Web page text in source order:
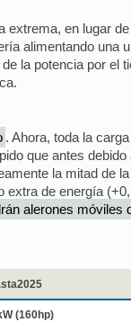
en lugar
alimentando una
la potencia por el
. Ahora, toda la
que antes
la mitad de
de energía
alerones
(160hp)